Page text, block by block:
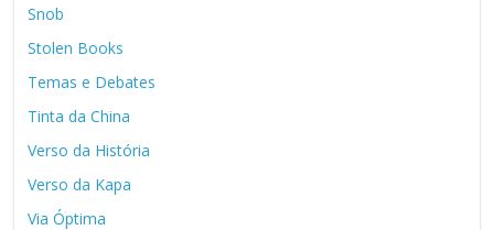
Snob
Stolen Books
Temas e Debates
Tinta da China
Verso da História
Verso da Kapa
Via Óptima